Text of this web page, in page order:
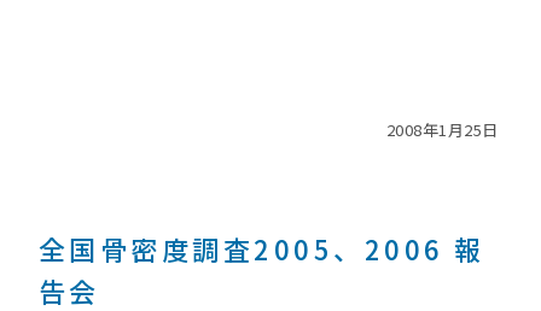
2008年1月25日
全国骨密度調査2005、2006 報
告会